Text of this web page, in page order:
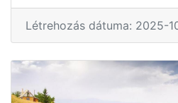
Létrehozás dátuma: 2025-